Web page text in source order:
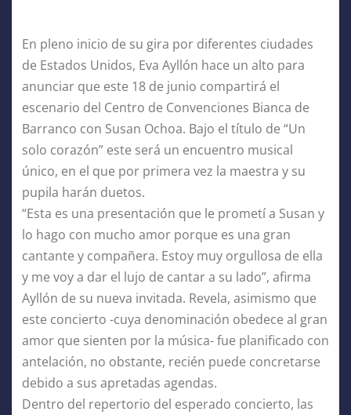
En pleno inicio de su gira por diferentes ciudades
de Estados Unidos, Eva Ayllón hace un alto para
anunciar que este 18 de junio compartirá el
escenario del Centro de Convenciones Bianca de
Barranco con Susan Ochoa. Bajo el título de “Un
solo corazón” este será un encuentro musical
único, en el que por primera vez la maestra y su
pupila harán duetos.
“Esta es una presentación que le prometí a Susan y
lo hago con mucho amor porque es una gran
cantante y compañera. Estoy muy orgullosa de ella
y me voy a dar el lujo de cantar a su lado”, afirma
Ayllón de su nueva invitada. Revela, asimismo que
este concierto -cuya denominación obedece al gran
amor que sienten por la música- fue planificado con
antelación, no obstante, recién puede concretarse
debido a sus apretadas agendas.
Dentro del repertorio del esperado concierto, las